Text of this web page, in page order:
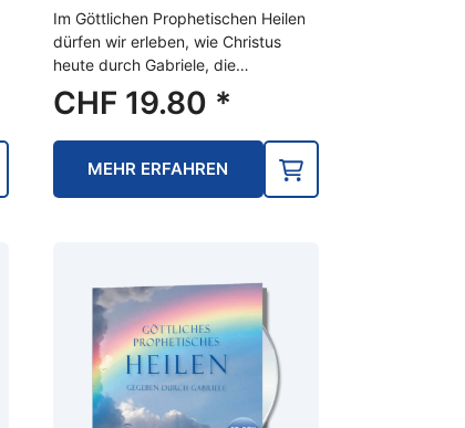
Im Göttlichen Prophetischen Heilen
dürfen wir erleben, wie Christus
heute durch Gabriele, die…
CHF 19.80 *
MEHR ERFAHREN